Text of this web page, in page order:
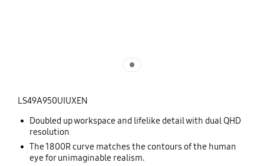
LS49A950UIUXEN
Doubled up workspace and lifelike detail with dual QHD
resolution
The 1800R curve matches the contours of the human
eye for unimaginable realism.